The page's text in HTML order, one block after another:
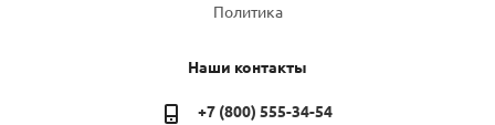
Политика
Наши контакты
+7 (800) 555-34-54